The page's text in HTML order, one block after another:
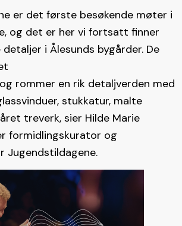
er det første besøkende møter i
og det er her vi fortsatt finner
i Ålesunds bygårder. De
rommer en rik detaljverden med
stukkatur, malte
treverk, sier Hilde Marie
formidlingskurator og
Jugendstildagene.